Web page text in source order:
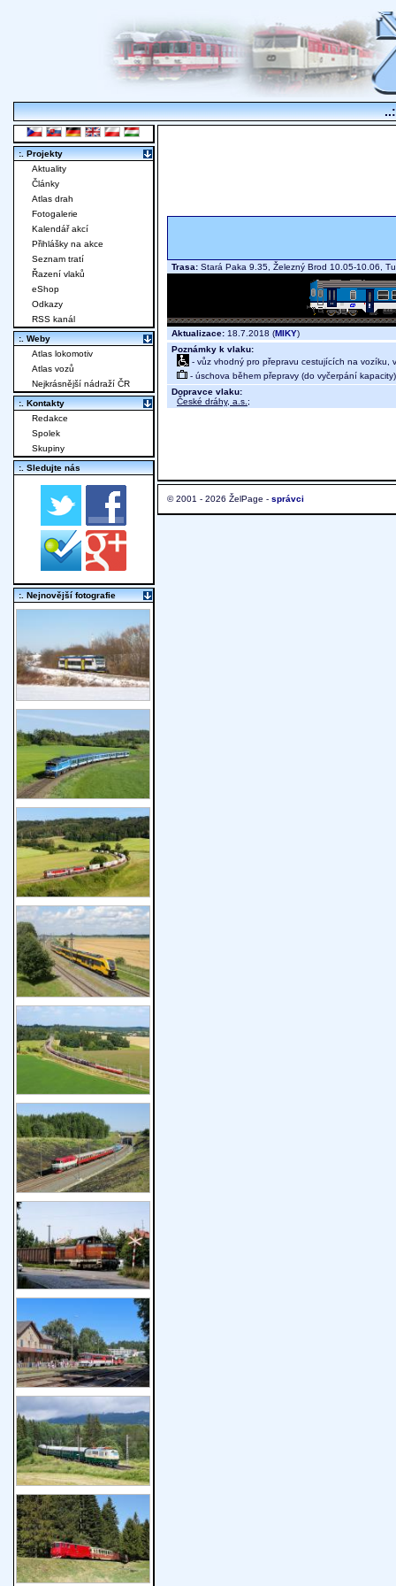
Trasa: Stará Paka 9.35, Železný Brod 10.05-10.06,
Aktualizace: 18.7.2018 (MIKY)
Poznámky k vlaku:
- vůz vhodný pro přepravu cestujících na vozíku,
- úschova během přepravy (do vyčerpání kapacity)
Dopravce vlaku:
České dráhy, a.s. ;
© 2001 - 2026 ŽelPage - správci
:. Projekty
Aktuality
Články
Atlas drah
Fotogalerie
Kalendář akcí
Přihlášky na akce
Seznam tratí
Řazení vlaků
eShop
Odkazy
RSS kanál
:. Weby
Atlas lokomotiv
Atlas vozů
Nejkrásnější nádraží ČR
:. Kontakty
Redakce
Spolek
Skupiny
:. Sledujte nás
:. Nejnovější fotografie